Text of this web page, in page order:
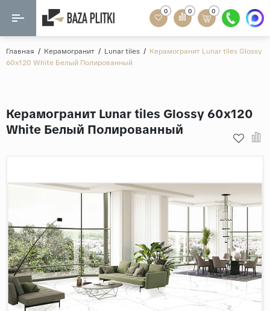
Назад Назад
60х60
57x57
90x180
Крупный формат
Рисунок
Мрамор
Дерево
Камень
Мозаика
Ламинат
0 0 0
Главная / Керамогранит / Lunar tiles / Керамогранит Lunar tiles Glossy
60x120 White Белый Полированный
Керамогранит Lunar tiles Glossy 60x120
White Белый Полированный